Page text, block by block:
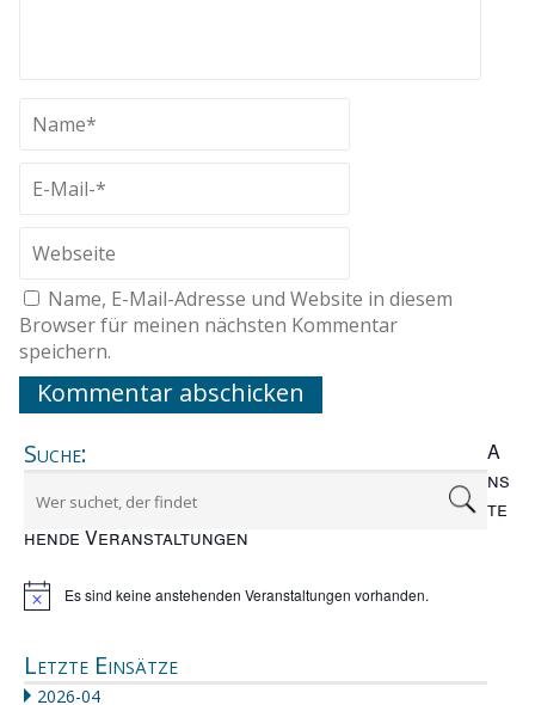
Name, E-Mail-Adresse und Website in diesem
Browser für meinen nächsten Kommentar
speichern.
Suche:
A
ns
te
hende Veranstaltungen
HinweisEs sind keine anstehenden Veranstaltungen vorhanden.
Letzte Einsätze
2026-04